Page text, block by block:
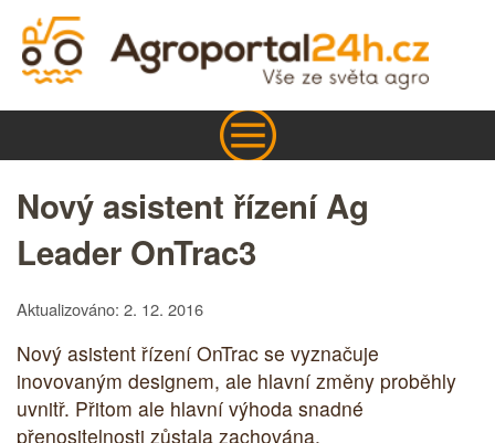
Nový asistent řízení Ag
Leader OnTrac3
Aktualizováno: 2. 12. 2016
Nový asistent řízení OnTrac se vyznačuje
inovovaným designem, ale hlavní změny proběhly
uvnitř. Přitom ale hlavní výhoda snadné
přenositelnosti zůstala zachována.